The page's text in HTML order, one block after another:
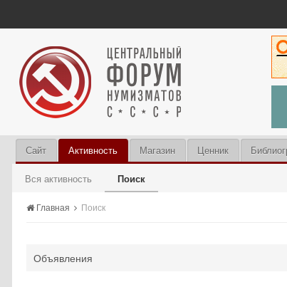
Сайт Активность
Вся активность Поиск
Магазин Ценник
Главная Поиск
Объявления